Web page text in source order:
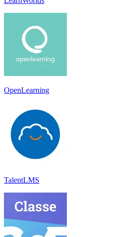
OpenLearning
TalentLMS